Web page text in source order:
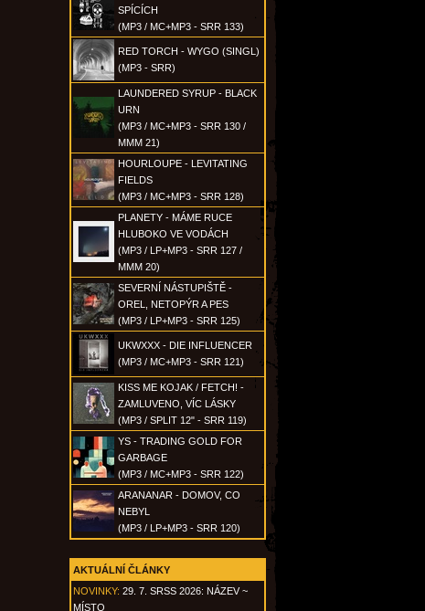
SPÍCÍCH
(MP3 / MC+MP3 - SRR 133)
RED TORCH - WYGO (SINGL)
(MP3 - SRR)
LAUNDERED SYRUP - BLACK
URN
(MP3 / MC+MP3 - SRR 130 /
MMM 21)
HOURLOUPE - LEVITATING
FIELDS
(MP3 / MC+MP3 - SRR 128)
PLANETY - MÁME RUCE
HLUBOKO VE VODÁCH
(MP3 / LP+MP3 - SRR 127 /
MMM 20)
SEVERNÍ NÁSTUPIŠTĚ -
OREL, NETOPÝR A PES
(MP3 / LP+MP3 - SRR 125)
UKWXXX - DIE INFLUENCER
(MP3 / MC+MP3 - SRR 121)
KISS ME KOJAK / FETCH! -
ZAMLUVENO, VÍC LÁSKY
(MP3 / SPLIT 12" - SRR 119)
YS - TRADING GOLD FOR
GARBAGE
(MP3 / MC+MP3 - SRR 122)
ARANANAR - DOMOV, CO
NEBYL
(MP3 / LP+MP3 - SRR 120)
AKTUÁLNÍ ČLÁNKY
NOVINKY: 29. 7. SRSS 2026: NÁZEV ~
MÍSTO